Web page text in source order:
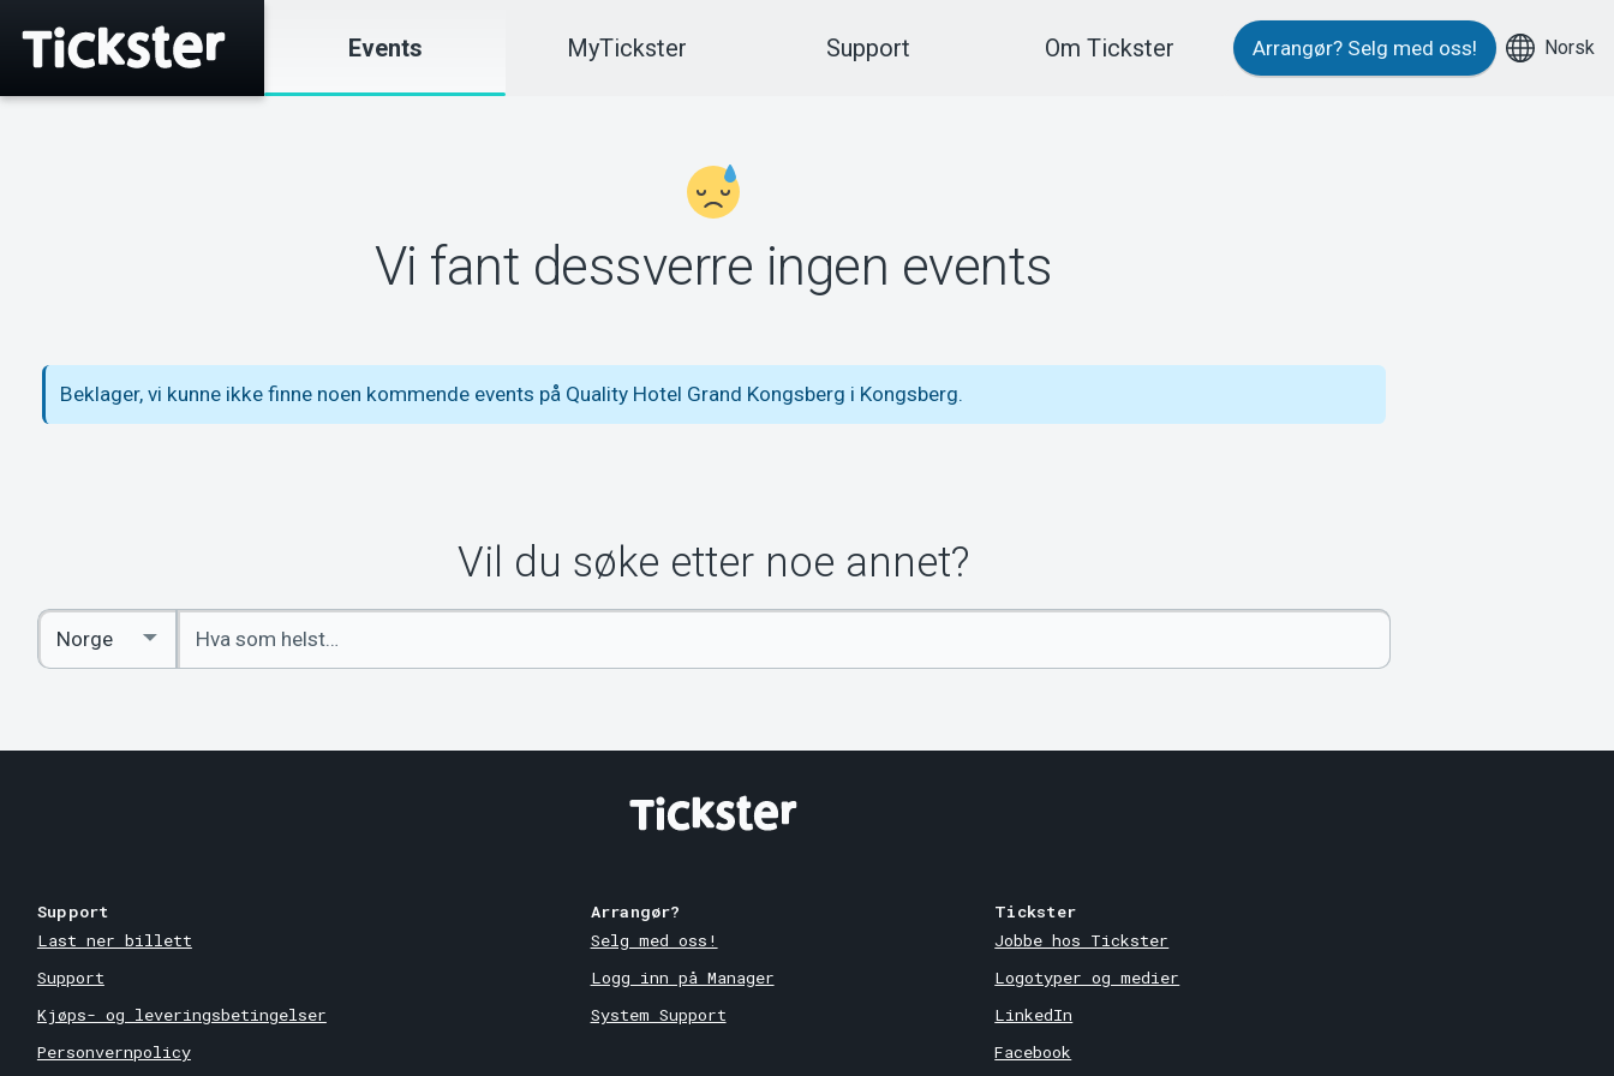
Events MyTickster Support Om Tickster Arrangør? Selg med oss! Norsk
Vi fant dessverre ingen events
Beklager, vi kunne ikke finne noen kommende events på Quality Hotel Grand Kongsberg i Kongsberg.
Vil du søke etter noe annet?
Angi
nøkkelord
Select
Country
Support
Last ner billett
Support
Kjøps- og leveringsbetingelser
Personvernpolicy
Arrangør?
Selg med oss!
Logg inn på Manager
System Support
Tickster
Jobbe hos Tickster
Logotyper og medier
LinkedIn
Facebook